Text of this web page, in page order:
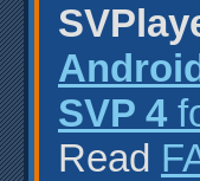
SVP 4
Read